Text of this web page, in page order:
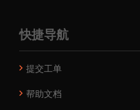
快捷导航
提交工单
帮助文档